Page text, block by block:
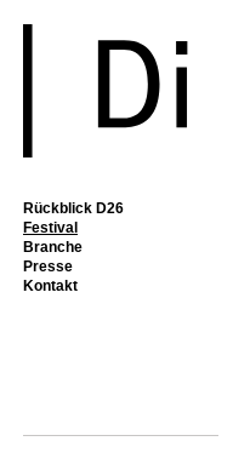
Rückblick D26
Festival
Branche
Presse
Kontakt